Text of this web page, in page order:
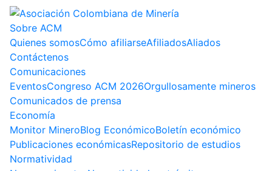
Sobre ACM
Quienes somosCómo afiliarseAfiliadosAliados
Contáctenos
Comunicaciones
EventosCongreso ACM 2026Orgullosamente mineros
Comunicados de prensa
Economía
Monitor MineroBlog EconómicoBoletín económico
Publicaciones económicasRepositorio de estudios
Normatividad